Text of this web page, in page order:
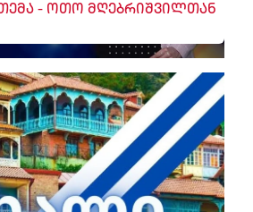
- ოთო მღებრიშვილთან